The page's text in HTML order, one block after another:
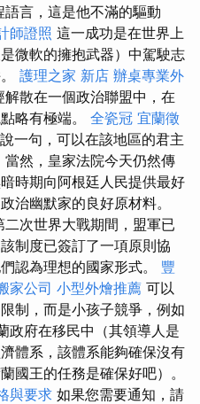
言，這是他不滿的驅動
師證照 這一成功是在世界上
微軟的擁抱武器）中駕駛志
護理之家 新店 辦桌專業外
散在一個政治聯盟中，在
略有極端。 全瓷冠 宜蘭徵
一句，可以在該地區的君主
然，皇家法院今天仍然傳
時期向阿根廷人民提供最好
治幽默家的良好原材料。
二次世界大戰期間，盟軍已
制度已簽訂了一項原則協
認為理想的國家形式。 豐
家公司 小型外燴推薦 可以
制，而是小孩子競爭，例如
政府在移民中（其領導人是
體系，該體系能夠確保沒有
國王的任務是確保好吧）。
與要求 如果您需要通知，請